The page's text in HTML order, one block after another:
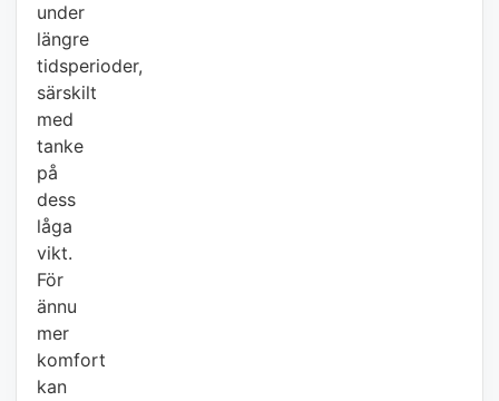
under
längre
tidsperioder,
särskilt
med
tanke
på
dess
låga
vikt.
För
ännu
mer
komfort
kan